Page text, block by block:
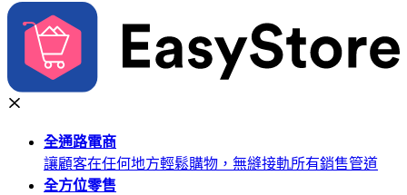
全通路電商
讓顧客在任何地方輕鬆購物，無縫接軌所有銷售管道
全方位零售